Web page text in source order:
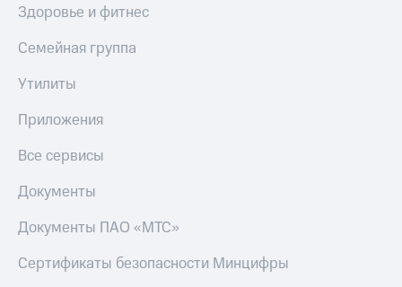
Здоровье и фитнес
Семейная группа
Утилиты
Приложения
Все сервисы
Документы
Документы ПАО «МТС»
Сертификаты безопасности Минцифры